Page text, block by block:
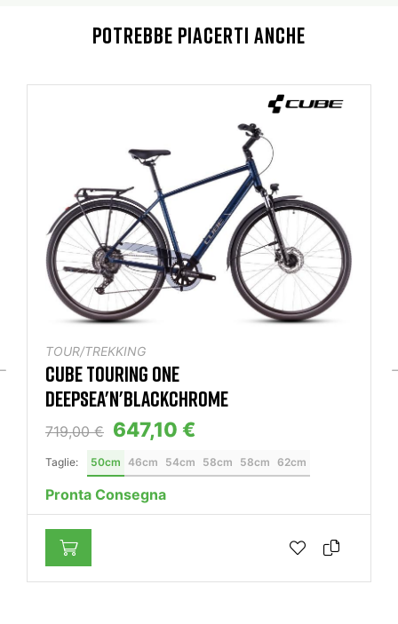
POTREBBE PIACERTI ANCHE
TOUR/TREKKING
TREK FX SPORT SL 4 MATTE ONYX CARBON
1.539,00 €
POSSIBILITÀ DI FINANZIAMENTI AGOS
ANCHE A DISTANZA
Taglie: L M S
Prenotabile